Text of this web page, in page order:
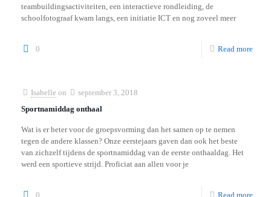
teambuildingsactiviteiten, een interactieve rondleiding, de
schoolfotograaf kwam langs, een initiatie ICT en nog zoveel meer
0 Read more
Isabelle on
september 3, 2018
Sportnamiddag onthaal
Wat is er beter voor de groepsvorming dan het samen op te nemen
tegen de andere klassen? Onze eerstejaars gaven dan ook het beste
van zichzelf tijdens de sportnamiddag van de eerste onthaaldag. Het
werd een sportieve strijd. Proficiat aan allen voor je
0 Read more